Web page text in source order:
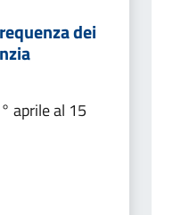
dei
aprile al 15